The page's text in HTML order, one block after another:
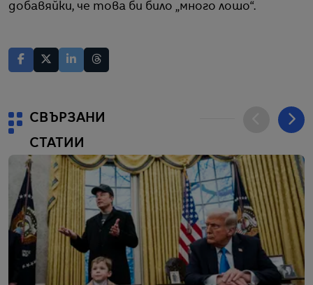
добавяйки, че това би било „много лошо“.
СВЪРЗАНИ
СТАТИИ